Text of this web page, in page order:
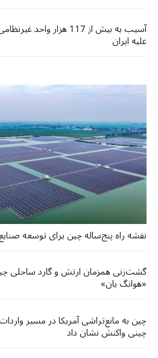
آسیب به بیش از 117 هزار
علیه ایران
نقشه راه پنج‌ساله چین برای توسعه
گشت‌زنی‌ همزمان ارتش و گارد ساحلی
«هوانگ‌ یان»
چین به مانع‌تراشی آمریکا در مسیر
چینی واکنش نشان داد